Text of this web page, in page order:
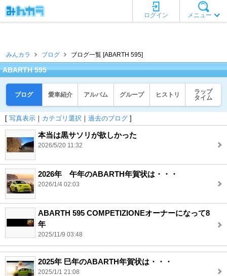
メニュー
ログイン
みんカラ ブログ ブログ一覧 [ABARTH 595]
ABARTH 595
ブログ 愛車紹介 アルバム グループ ヒストリ
ラップ
タイム
[ 写真表示 ｜ カテゴリ選択 ｜ 過去のブログ ]
本当は黒サソリが欲しかった
2026/5/20 11:32
2026年 午年のABARTH年賀状は・・・
2026/1/4 02:03
ABARTH 595 COMPETIZIONEオーナーになって8
年
2025/11/9 03:48
2025年 巳年のABARTH年賀状は・・・
2025/1/1 21:08